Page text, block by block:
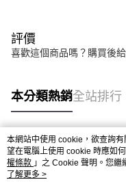
評價
喜歡這個商品嗎？購買後
本分類熱銷全站排行
熱門標籤
本網站中使用 cookie，欲查詢
望在電腦上使用 cookie 時應如
權條款 」之 Cookie 聲明。您繼
用條款之 Cookie 聲明使用
了解更多 >